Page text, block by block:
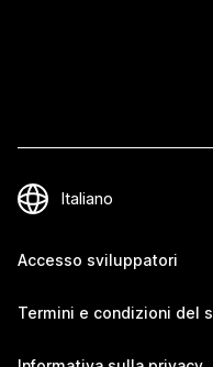
Accesso sviluppatori
Termini e condizioni del